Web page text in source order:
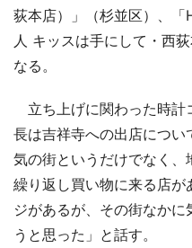
荻本店）」（杉並区）、
人 キッスは手にして・西
なる。
立ち上げに関わった時計
長は吉祥寺への出店につい
気の街というだけでなく
繰り返し買い物に来る店
ジがあるが、その街なか
うと思った」と話す。